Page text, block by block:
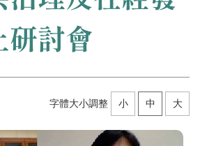
研討會
字體大小調整 小 中 大